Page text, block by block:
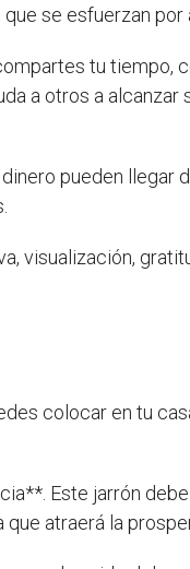
se esfuerzan por
compartes tu
a otros a
dinero pueden
visualización,
colocar en tu
Este jarrón
atraerá la